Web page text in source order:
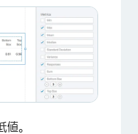
値。